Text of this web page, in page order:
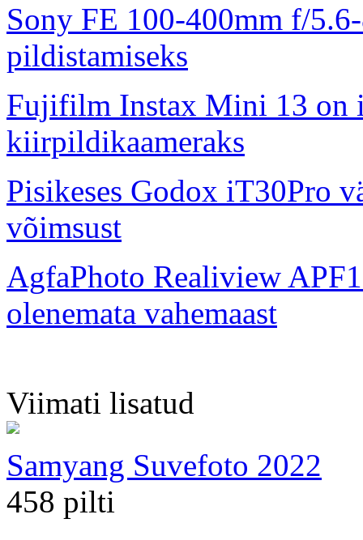
Sony FE 100-400mm f/
pildistamiseks
Fujifilm Instax Mini 13 on
kiirpildikaameraks
Pisikeses Godox iT30Pro
võimsust
AgfaPhoto Realiview
olenemata vahemaast
Viimati lisatud
Samyang Suvefoto 2022
458 pilti